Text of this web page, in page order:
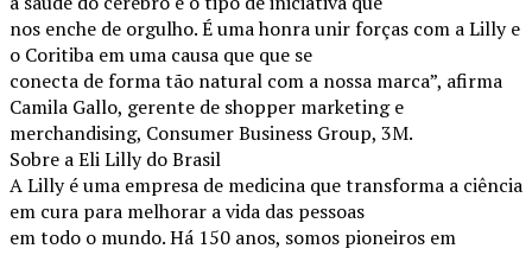
nos enche de orgulho. É uma honra unir forças com a Lilly e
o Coritiba em uma causa que que se
conecta de forma tão natural com a nossa marca”, afirma
Camila Gallo, gerente de shopper marketing e
merchandising, Consumer Business Group, 3M.
Sobre a Eli Lilly do Brasil
A Lilly é uma empresa de medicina que transforma a ciência
em cura para melhorar a vida das pessoas
em todo o mundo. Há 150 anos, somos pioneiros em